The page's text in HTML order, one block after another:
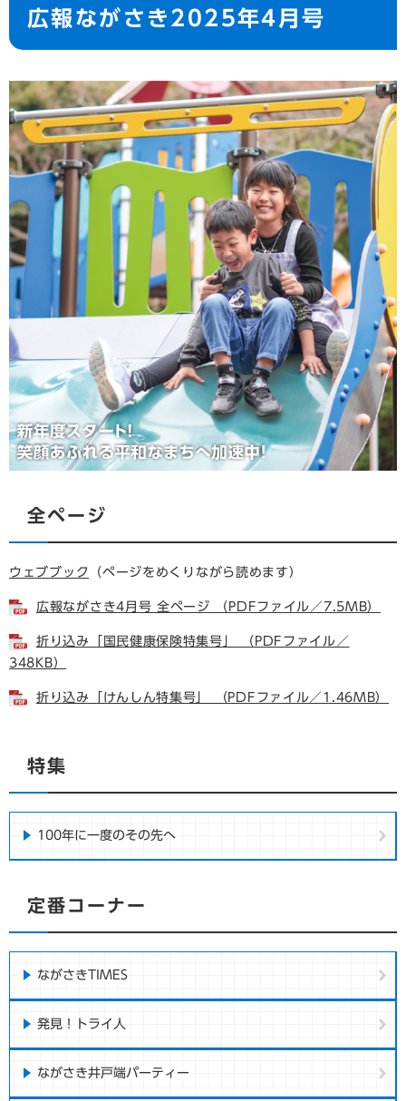
広報ながさき2025年4月号
全ページ
ウェブブック （ページをめくりながら読めます）​
広報ながさき4月号 全ページ （PDFファイル／7.5MB）
折り込み「国民健康保険特集号」 （PDFファイル／
348KB）
折り込み「けんしん特集号」 （PDFファイル／1.46MB）
特集
100年に一度のその先へ
定番コーナー
ながさきTIMES
発見！トライ人
ながさき井戸端パーティー